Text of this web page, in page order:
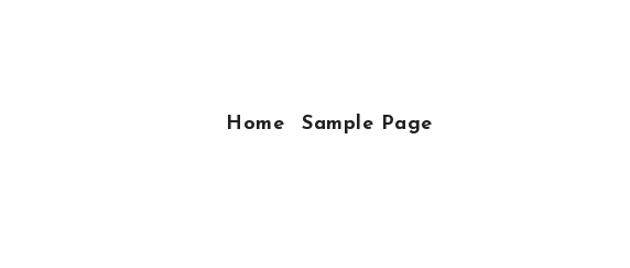
Home Sample Page